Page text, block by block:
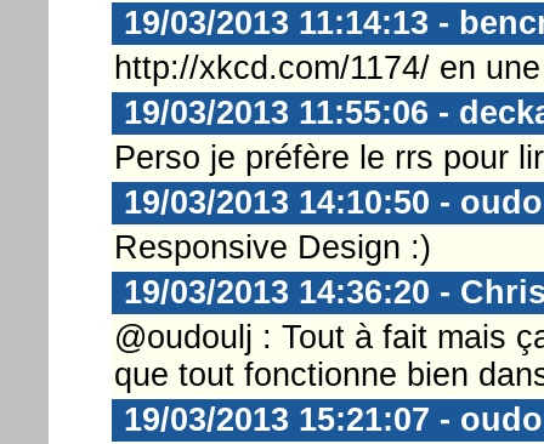
19/03/2013 11:14:13 -
http://xkcd.com/1174/ en
19/03/2013 11:55:06 -
Perso je préfère le rrs pour
19/03/2013 14:10:50 -
Responsive Design :)
19/03/2013 14:36:20 -
@oudoulj : Tout à fait mais
que tout fonctionne bien
19/03/2013 15:21:07 -